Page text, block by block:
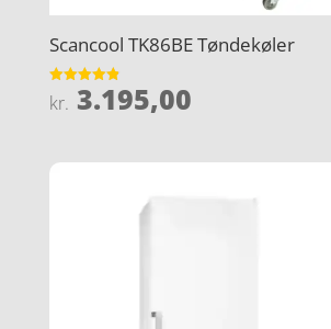
Scancool TK86BE Tøndekøler
Vurderet
4.9
kr. 3.195,00